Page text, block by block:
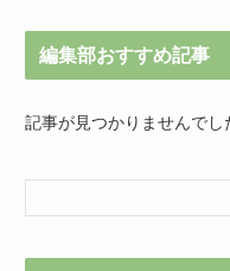
編集部おすすめ記事
記事が見つかりませんでし